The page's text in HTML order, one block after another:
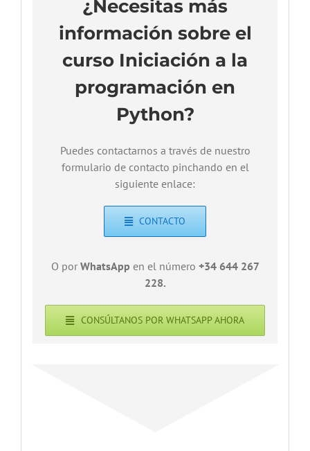
¿Necesitas más
información sobre el
curso Iniciación a la
programación en
Python?
Puedes contactarnos a través de nuestro
formulario de contacto pinchando en el
siguiente enlace:
CONTACTO
O por WhatsApp en el número +34 644 267
228.
CONSÚLTANOS POR WHATSAPP AHORA